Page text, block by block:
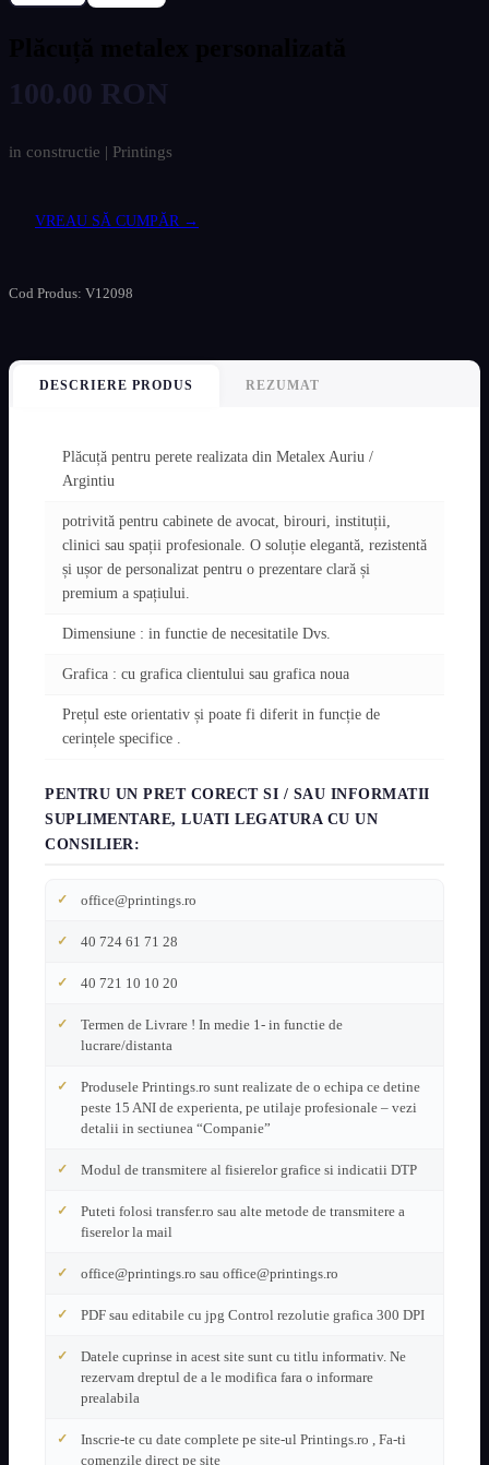
100.00 RON
in constructie | Printings
VREAU SĂ CUMPĂR →
Cod Produs: V12098
DESCRIERE PRODUS REZUMAT
Plăcuță pentru perete realizata din Metalex Auriu /
Argintiu
potrivită pentru cabinete de avocat, birouri, instituții,
clinici sau spații profesionale. O soluție elegantă, rezistentă
și ușor de personalizat pentru o prezentare clară și
premium a spațiului.
Dimensiune : in functie de necesitatile Dvs.
Grafica : cu grafica clientului sau grafica noua
Prețul este orientativ și poate fi diferit in funcție de
cerințele specifice .
PENTRU UN PRET CORECT SI / SAU INFORMATII
SUPLIMENTARE, LUATI LEGATURA CU UN
CONSILIER:
office@printings.ro
40 724 61 71 28
40 721 10 10 20
Termen de Livrare ! In medie 1- in functie de
lucrare/distanta
Produsele Printings.ro sunt realizate de o echipa ce detine
peste 15 ANI de experienta, pe utilaje profesionale – vezi
detalii in sectiunea “Companie”
Modul de transmitere al fisierelor grafice si indicatii DTP
Puteti folosi transfer.ro sau alte metode de transmitere a
fiserelor la mail
office@printings.ro sau office@printings.ro
PDF sau editabile cu jpg Control rezolutie grafica 300 DPI
Datele cuprinse in acest site sunt cu titlu informativ. Ne
rezervam dreptul de a le modifica fara o informare
prealabila
Inscrie-te cu date complete pe site-ul Printings.ro , Fa-ti
comenzile direct pe site